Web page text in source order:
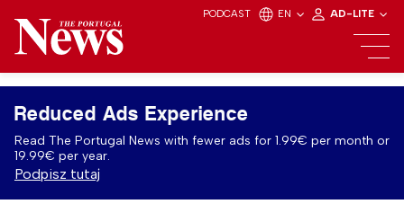
PODCAST EN AD-LITE
Reduced Ads Experience
Read The Portugal News with fewer ads for 1.99€ per month or
19.99€ per year.
Podpisz tutaj